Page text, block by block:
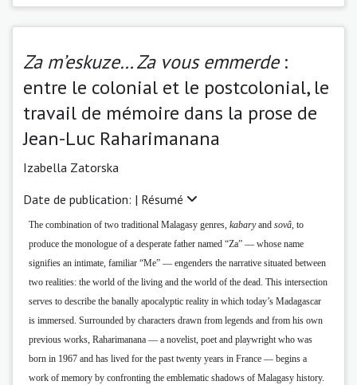
Za m’eskuze… Za vous emmerde:
entre le colonial et le postcolonial, le
travail de mémoire dans la prose de
Jean-Luc Raharimanana
Izabella Zatorska
Date de publication: | Résumé
The combination of two traditional Malagasy genres, kabaryand sovâ, to
produce the monologue of a desperate father named “Za” — whose name
signifies an intimate, familiar “Me” — engenders the narrative situated between
two realities: the world of the living and the world of the dead. This intersection
serves to describe the banally apocalyptic reality in which today’s Madagascar
is immersed. Surrounded by characters drawn from legends and from his own
previous works, Raharimanana — a novelist, poet and playwright who was
born in 1967 and has lived for the past twenty years in France — begins a
work of memory by confronting the emblematic shadows of Malagasy history.